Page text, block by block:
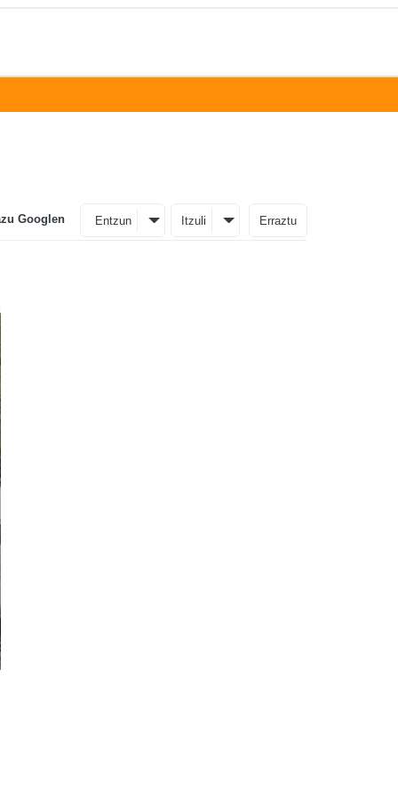
Googlen Entzun Itzuli Erraztu